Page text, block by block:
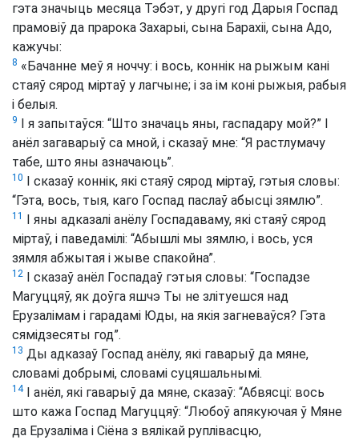
гэта значыць месяца Тэбэт, у другі год Дарыя Госпад
прамовіў да прарока Захарыі, сына Барахіі, сына Адо,
кажучы:
8 «Бачанне меў я ноччу: і вось, коннік на рыжым кані
стаяў сярод міртаў у лагчыне; і за ім коні рыжыя, рабыя
і белыя.
9
І я запытаўся: “Што значаць яны, гаспадару мой?” І
анёл загаварыў са мной, і сказаў мне: “Я растлумачу
табе, што яны азначаюць”.
10
І сказаў коннік, які стаяў сярод міртаў, гэтыя словы:
“Гэта, вось, тыя, каго Госпад паслаў абысці зямлю”.
11
І яны адказалі анёлу Госпадаваму, які стаяў сярод
міртаў, і паведамілі: “Абышлі мы зямлю, і вось, уся
зямля абжытая і жыве спакойна”.
12
І сказаў анёл Госпадаў гэтыя словы: “Госпадзе
Магуццяў, як доўга яшчэ Ты не злітуешся над
Ерузалімам і гарадамі Юды, на якія загневаўся? Гэта
сямідзесяты год”.
13 Ды адказаў Госпад анёлу, які гаварыў да мяне,
словамі добрымі, словамі суцяшальнымі.
14І анёл, які гаварыў да мяне, сказаў: “Абвясці: вось
што кажа Госпад Магуццяў: “Любоў апякуючая ў Мяне
да Ерузаліма і Сіёна з вялікай руплівасцю,